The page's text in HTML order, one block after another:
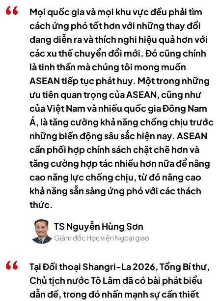
Mọi quốc gia và mọi khu vực đều phải tìm
cách ứng phó tốt hơn với những thay đổi
đang diễn ra và thích nghi hiệu quả hơn với
các xu thế chuyển đổi mới. Đó cũng chính
là tinh thần mà chúng tôi mong muốn
ASEAN tiếp tục phát huy. Một trong những
ưu tiên quan trọng của ASEAN, cũng như
của Việt Nam và nhiều quốc gia Đông Nam
Á, là tăng cường khả năng chống chịu trước
những biến động sâu sắc hiện nay. ASEAN
cần phối hợp chính sách chặt chẽ hơn và
tăng cường hợp tác nhiều hơn nữa để nâng
cao năng lực chống chịu, từ đó nâng cao
khả năng sẵn sàng ứng phó với các thách
thức.
TS Nguyễn Hùng Sơn
Giám đốc Học viện Ngoại giao
Tại Đối thoại Shangri-La 2026, Tổng Bí thư,
Chủ tịch nước Tô Lâm đã có bài phát biểu
dẫn đề, trong đó nhấn mạnh sự cần thiết